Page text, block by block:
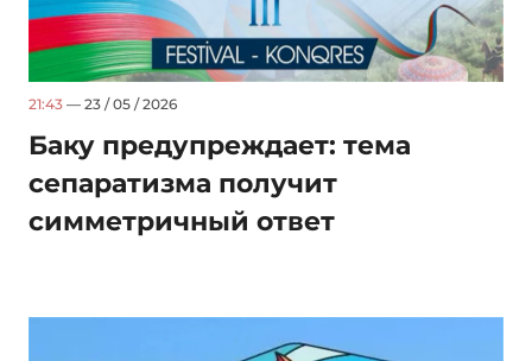
21:43 — 23 / 05 / 2026
Баку предупреждает: тема
сепаратизма получит
симметричный ответ